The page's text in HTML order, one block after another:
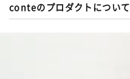
conteのプロダクトについて